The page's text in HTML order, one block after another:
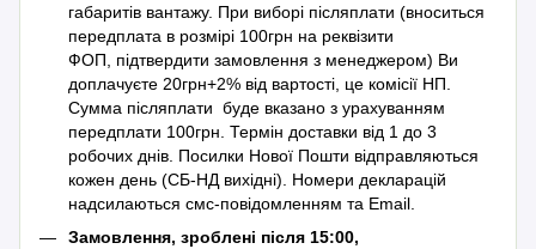
габаритів вантажу. При виборі післяплати (вноситься
передплата в розмірі 100грн на реквізити
ФОП, підтвердити замовлення з менеджером) Ви
доплачуєте 20грн+2% від вартості, це комісії НП.
Сумма післяплати буде вказано з урахуванням
передплати 100грн. Термін доставки від 1 до 3
робочих днів. Посилки Нової Пошти відправляються
кожен день (СБ-НД вихідні). Номери декларацій
надсилаються смс-повідомленням та Emаil.
Замовлення, зроблені після 15:00,